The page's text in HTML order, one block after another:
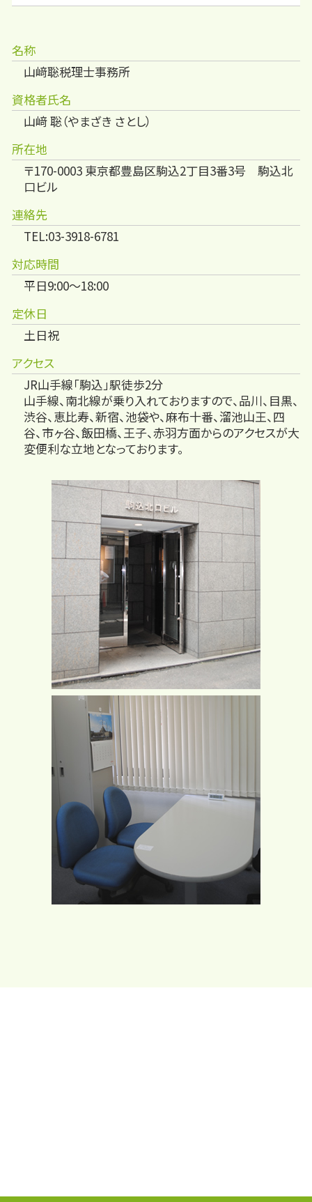
名称
山﨑聡税理士事務所
資格者氏名
山﨑 聡（やまざき さとし）
所在地
〒170-0003 東京都豊島区駒込2丁目3番3号 駒込北
口ビル
連絡先
TEL:03-3918-6781
対応時間
平日9:00～18:00
定休日
土日祝
アクセス
JR山手線「駒込」駅徒歩2分
山手線、南北線が乗り入れておりますので、品川、目黒、
渋谷、恵比寿、新宿、池袋や、麻布十番、溜池山王、四
谷、市ヶ谷、飯田橋、王子、赤羽方面からのアクセスが大
変便利な立地となっております。